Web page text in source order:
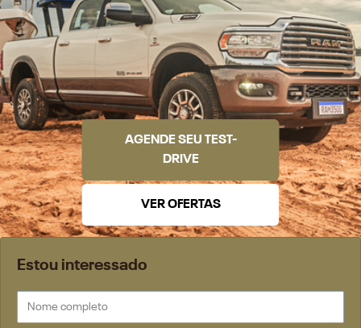
Estou interessado
AGENDE SEU TEST-
DRIVE
VER OFERTAS